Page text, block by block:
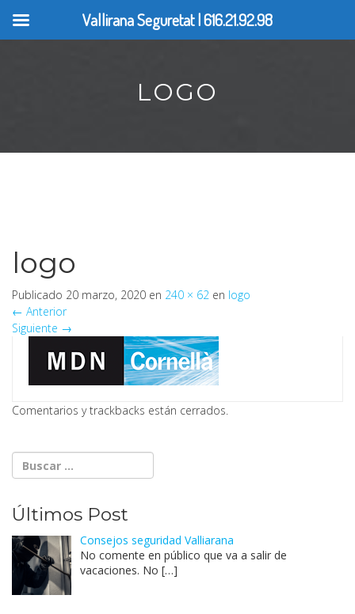
LOGO
logo
Publicado 20 marzo, 2020 en 240 × 62 en logo
← Anterior
Siguiente →
Comentarios y trackbacks están cerrados.
Últimos Post
Consejos seguridad Valliarana
No comente en público que va a salir de
vacaciones. No […]
Vallirana Seguretat | 616.21.92.98